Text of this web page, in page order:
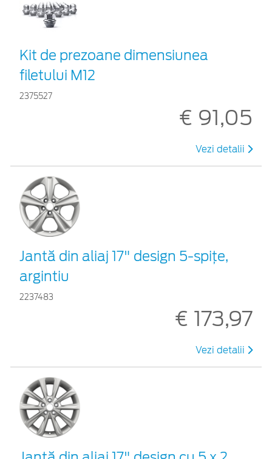
Kit de prezoane dimensiunea
filetului M12
2375527
€ 91,05
Vezi detalii
Jantă din aliaj 17" design 5-spiţe,
argintiu
2237483
€ 173,97
Vezi detalii